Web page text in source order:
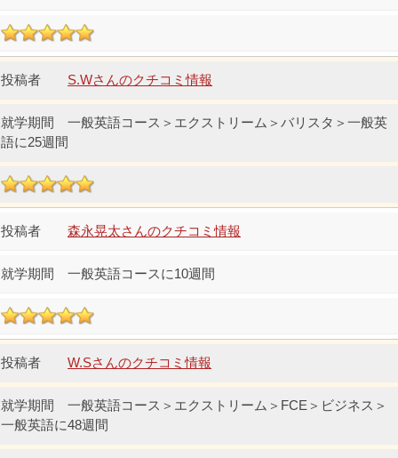
S.Wさんのクチコミ情報
一般英語コース＞エクストリーム＞バリスタ＞一般英
語に25週間
森永晃太さんのクチコミ情報
一般英語コースに10週間
W.Sさんのクチコミ情報
一般英語コース＞エクストリーム＞FCE＞ビジネス＞
一般英語に48週間